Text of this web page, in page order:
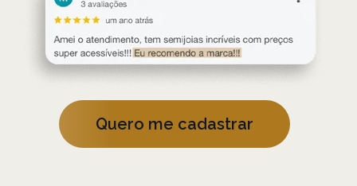
Quero me cadastrar